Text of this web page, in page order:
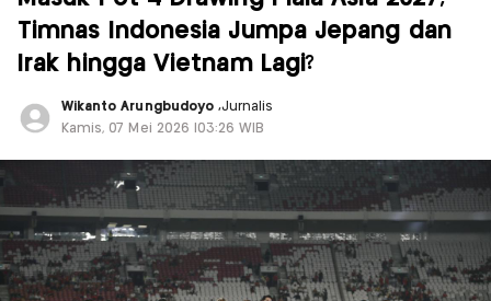
Timnas Indonesia Jumpa Jepang dan
Irak hingga Vietnam Lagi?
Wikanto Arungbudoyo ,Jurnalis
Kamis, 07 Mei 2026 |03:26 WIB